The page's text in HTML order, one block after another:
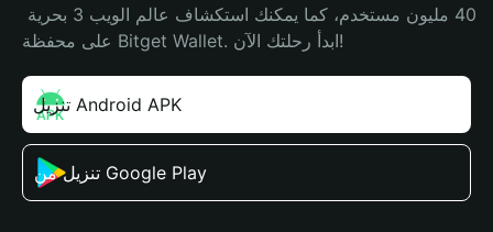
على محفظة Bitget Wallet. ابدأ رحلتك الآن!
تنزيل Android APK
تنزيل من Google Play